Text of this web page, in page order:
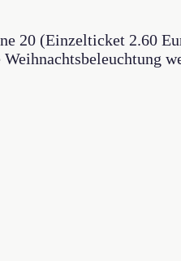
20 (Einzelticket 2.60